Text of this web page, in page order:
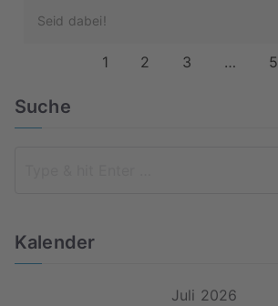
Seid dabei!
1 2 3 … 5
Suche
Kalender
Juli 2026